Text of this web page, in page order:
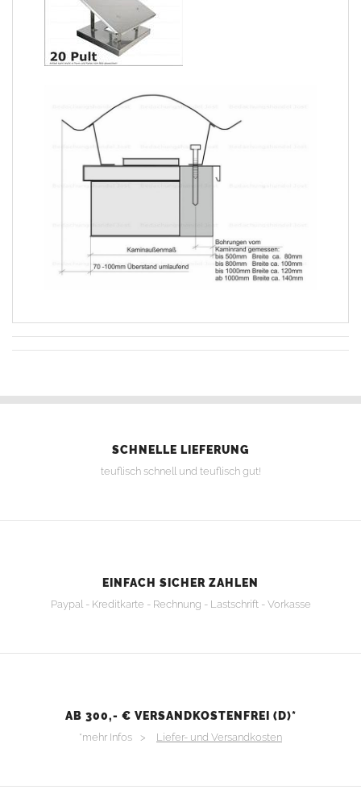
SCHNELLE LIEFERUNG
teuflisch schnell und teuflisch gut!
EINFACH SICHER ZAHLEN
Paypal - Kreditkarte - Rechnung - Lastschrift - Vorkasse
AB 300,- € VERSANDKOSTENFREI (D)*
*mehr Infos > Liefer- und Versandkosten